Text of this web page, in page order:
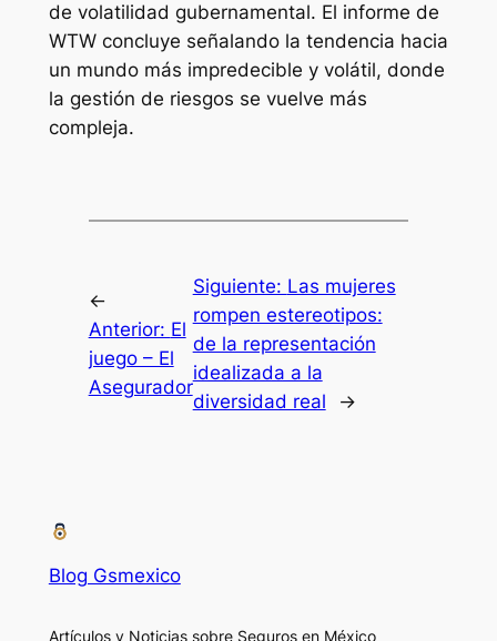
de volatilidad gubernamental. El informe de
WTW concluye señalando la tendencia hacia
un mundo más impredecible y volátil, donde
la gestión de riesgos se vuelve más
compleja.
←
Anterior: El
juego – El
Asegurador
Siguiente: Las mujeres
rompen estereotipos:
de la representación
idealizada a la
diversidad real
→
Blog Gsmexico
Artículos y Noticias sobre Seguros en México